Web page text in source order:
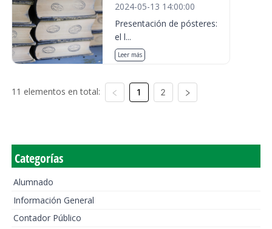
2024-05-13 14:00:00
Presentación de pósteres:
el l...
Leer más
11 elementos en total: 1 2
Categorías
Alumnado
Información General
Contador Público